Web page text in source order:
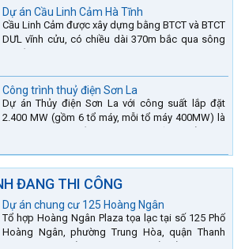
Dự án Cầu Linh Cảm Hà Tĩnh
Cầu Linh Cảm được xây dựng bằng BTCT và BTCT
DƯL vĩnh cửu, có chiều dài 370m bắc qua sông
Công trình thuỷ điện Sơn La
Dự án Thủy điện Sơn La với công suất lắp đặt
2.400 MW (gồm 6 tổ máy, mỗi tổ máy 400MW) là
ĐANG THI CÔNG
Dự án chung cư 125 Hoàng Ngân
Tổ hợp Hoàng Ngân Plaza tọa lạc tại số 125 Phố
Hoàng Ngân, phường Trung Hòa, quận Thanh